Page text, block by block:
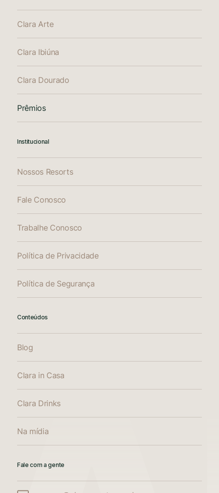
Clara Arte
Clara Ibiúna
Clara Dourado
Prêmios
Institucional
Nossos Resorts
Fale Conosco
Trabalhe Conosco
Política de Privacidade
Política de Segurança
Conteúdos
Blog
Clara in Casa
Clara Drinks
Na mídia
Fale com a gente